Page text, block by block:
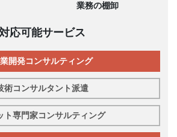
業務の棚卸
応可能サービス
開発コンサルティング
術コンサルタント派遣
ト専門家コンサルティング